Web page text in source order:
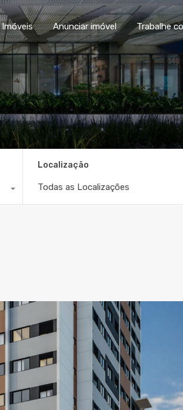
Home Sobre nós Imóveis
Imóveis Anunciar imóvel Trabalhe
Localização
Todas as Localizações